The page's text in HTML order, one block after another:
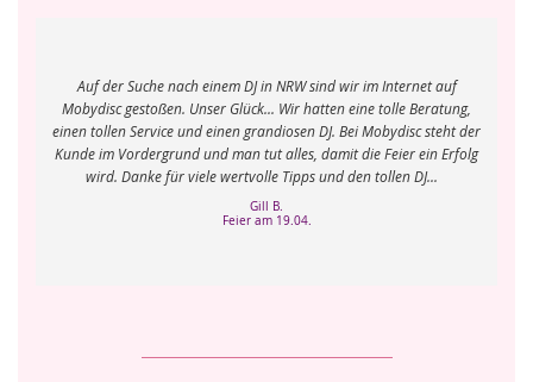
Auf der Suche nach einem DJ in NRW sind wir im Internet auf
Mobydisc gestoßen. Unser Glück... Wir hatten eine tolle Beratung,
einen tollen Service und einen grandiosen DJ. Bei Mobydisc steht der
Kunde im Vordergrund und man tut alles, damit die Feier ein Erfolg
wird. Danke für viele wertvolle Tipps und den tollen DJ...
Gill B.
Feier am 19.04.